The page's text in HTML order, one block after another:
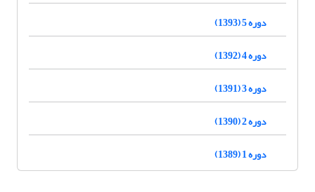
دوره 5 (1393)
دوره 4 (1392)
دوره 3 (1391)
دوره 2 (1390)
دوره 1 (1389)